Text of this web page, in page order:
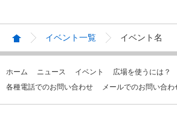
イベント一覧 イベント名
ホーム ニュース イベント 広場を使うには？
各種電話でのお問い合わせ
メールでのお問い合わ